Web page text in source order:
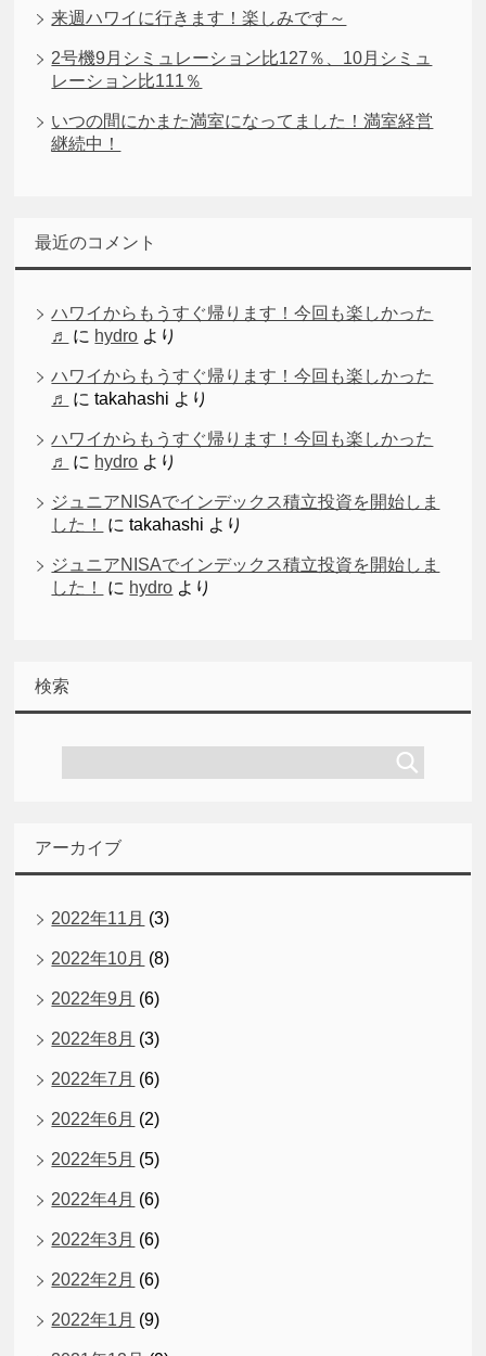
来週ハワイに行きます！楽しみです～
2号機9月シミュレーション比127％、10月シミュ
レーション比111％
いつの間にかまた満室になってました！満室経営
継続中！
最近のコメント
ハワイからもうすぐ帰ります！今回も楽しかった
♬
に hydro より
ハワイからもうすぐ帰ります！今回も楽しかった
♬
にtakahashi より
ハワイからもうすぐ帰ります！今回も楽しかった
♬
に hydro より
ジュニアNISAでインデックス積立投資を開始しま
した！
にtakahashi より
ジュニアNISAでインデックス積立投資を開始しま
した！
に hydro より
検索
アーカイブ
2022年11月 (3)
2022年10月 (8)
2022年9月 (6)
2022年8月 (3)
2022年7月 (6)
2022年6月 (2)
2022年5月 (5)
2022年4月 (6)
2022年3月 (6)
2022年2月 (6)
2022年1月 (9)